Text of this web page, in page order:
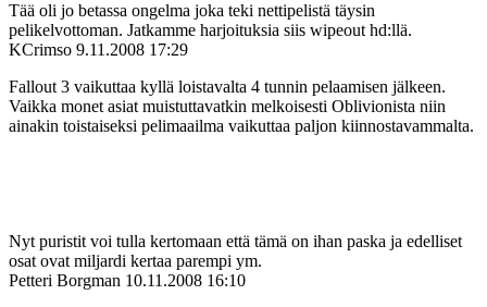
Tää oli jo betassa ongelma joka teki nettipelistä täysin
pelikelvottoman. Jatkamme harjoituksia siis wipeout hd:llä.
KCrimso 9.11.2008 17:29
Fallout 3 vaikuttaa kyllä loistavalta 4 tunnin pelaamisen jälkeen.
Vaikka monet asiat muistuttavatkin melkoisesti Oblivionista niin
ainakin toistaiseksi pelimaailma vaikuttaa paljon kiinnostavammalta.
Nyt puristit voi tulla kertomaan että tämä on ihan paska ja edelliset
osat ovat miljardi kertaa parempi ym.
Petteri Borgman 10.11.2008 16:10